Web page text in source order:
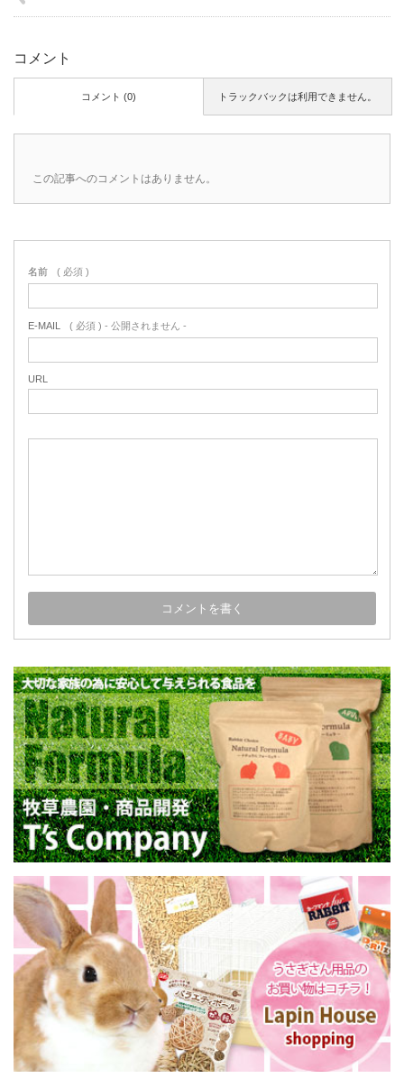
コメント
トラックバックは利用できません。
コメント (0)
この記事へのコメントはありません。
名前 ( 必須 )
E-MAIL ( 必須 ) - 公開されません -
URL